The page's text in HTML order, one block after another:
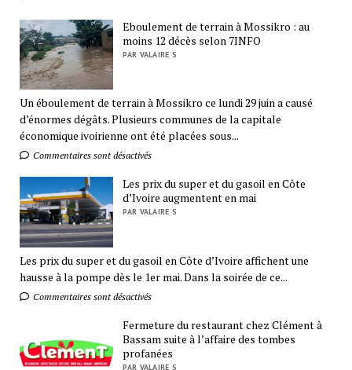
Eboulement de terrain à Mossikro : au
moins 12 décès selon 7INFO
PAR VALAIRE S
Un éboulement de terrain à Mossikro ce lundi 29 juin a causé
d’énormes dégâts. Plusieurs communes de la capitale
économique ivoirienne ont été placées sous...
Commentaires sont désactivés
Les prix du super et du gasoil en Côte
d’Ivoire augmentent en mai
PAR VALAIRE S
Les prix du super et du gasoil en Côte d’Ivoire affichent une
hausse à la pompe dès le 1er mai. Dans la soirée de ce...
Commentaires sont désactivés
Fermeture du restaurant chez Clément à
Bassam suite à l’affaire des tombes
profanées
PAR VALAIRE S